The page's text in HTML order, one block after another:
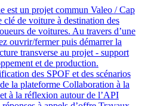
est un projet commun Valeo / Cap
de voiture à destination des
de voitures. Au travers d’une
ouvrir/fermer puis démarrer la
transverse au projet - support
et de production.
des SPOF et des scénarios
la plateforme Collaboration à la
à la réflexion autour de l’API